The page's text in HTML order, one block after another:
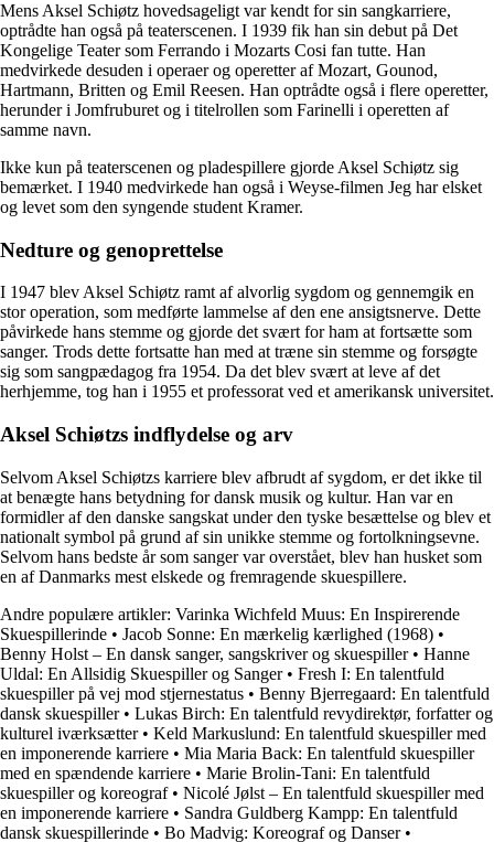
Mens Aksel Schiøtz hovedsageligt var kendt for sin sangkarriere,
optrådte han også på teaterscenen. I 1939 fik han sin debut på Det
Kongelige Teater som Ferrando i Mozarts Cosi fan tutte. Han
medvirkede desuden i operaer og operetter af Mozart, Gounod,
Hartmann, Britten og Emil Reesen. Han optrådte også i flere operetter,
herunder i Jomfruburet og i titelrollen som Farinelli i operetten af
samme navn.
Ikke kun på teaterscenen og pladespillere gjorde Aksel Schiøtz sig
bemærket. I 1940 medvirkede han også i Weyse-filmen Jeg har elsket
og levet som den syngende student Kramer.
Nedture og genoprettelse
I 1947 blev Aksel Schiøtz ramt af alvorlig sygdom og gennemgik en
stor operation, som medførte lammelse af den ene ansigtsnerve. Dette
påvirkede hans stemme og gjorde det svært for ham at fortsætte som
sanger. Trods dette fortsatte han med at træne sin stemme og forsøgte
sig som sangpædagog fra 1954. Da det blev svært at leve af det
herhjemme, tog han i 1955 et professorat ved et amerikansk universitet.
Aksel Schiøtzs indflydelse og arv
Selvom Aksel Schiøtzs karriere blev afbrudt af sygdom, er det ikke til
at benægte hans betydning for dansk musik og kultur. Han var en
formidler af den danske sangskat under den tyske besættelse og blev et
nationalt symbol på grund af sin unikke stemme og fortolkningsevne.
Selvom hans bedste år som sanger var overstået, blev han husket som
en af Danmarks mest elskede og fremragende skuespillere.
Andre populære artikler: Varinka Wichfeld Muus: En Inspirerende
Skuespillerinde • Jacob Sonne: En mærkelig kærlighed (1968) •
Benny Holst – En dansk sanger, sangskriver og skuespiller• Hanne
Uldal: En Allsidig Skuespiller og Sanger• Fresh I: En talentfuld
skuespiller på vej mod stjernestatus • Benny Bjerregaard: En talentfuld
dansk skuespiller• Lukas Birch: En talentfuld revydirektør, forfatter og
kulturel iværksætter• Keld Markuslund: En talentfuld skuespiller med
en imponerende karriere • Mia Maria Back: En talentfuld skuespiller
med en spændende karriere • Marie Brolin-Tani: En talentfuld
skuespiller og koreograf• Nicolé Jølst – En talentfuld skuespiller med
en imponerende karriere • Sandra Guldberg Kampp: En talentfuld
dansk skuespillerinde • Bo Madvig: Koreograf og Danser•